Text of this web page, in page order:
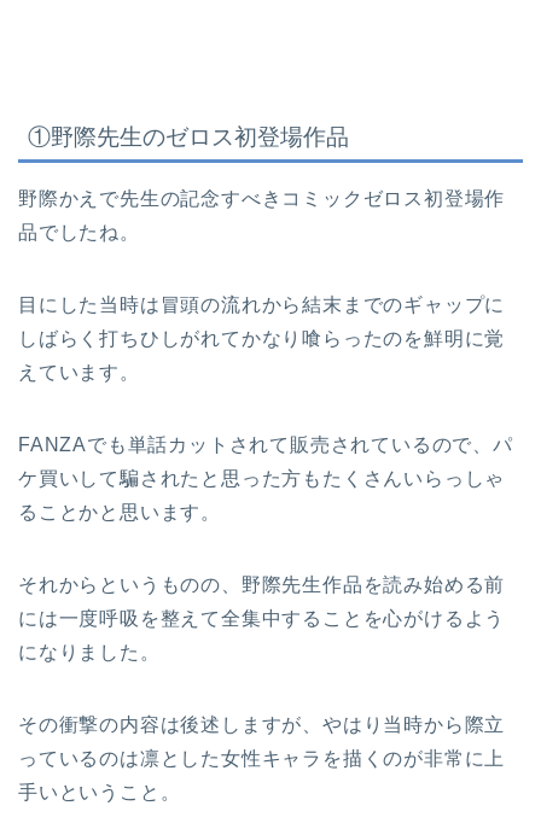
①野際先生のゼロス初登場作品
野際かえで先生の記念すべきコミックゼロス初登場作
品でしたね。
目にした当時は冒頭の流れから結末までのギャップに
しばらく打ちひしがれてかなり喰らったのを鮮明に覚
えています。
FANZAでも単話カットされて販売されているので、パ
ケ買いして騙されたと思った方もたくさんいらっしゃ
ることかと思います。
それからというものの、野際先生作品を読み始める前
には一度呼吸を整えて全集中することを心がけるよう
になりました。
その衝撃の内容は後述しますが、やはり当時から際立
っているのは凛とした女性キャラを描くのが非常に上
手いということ。